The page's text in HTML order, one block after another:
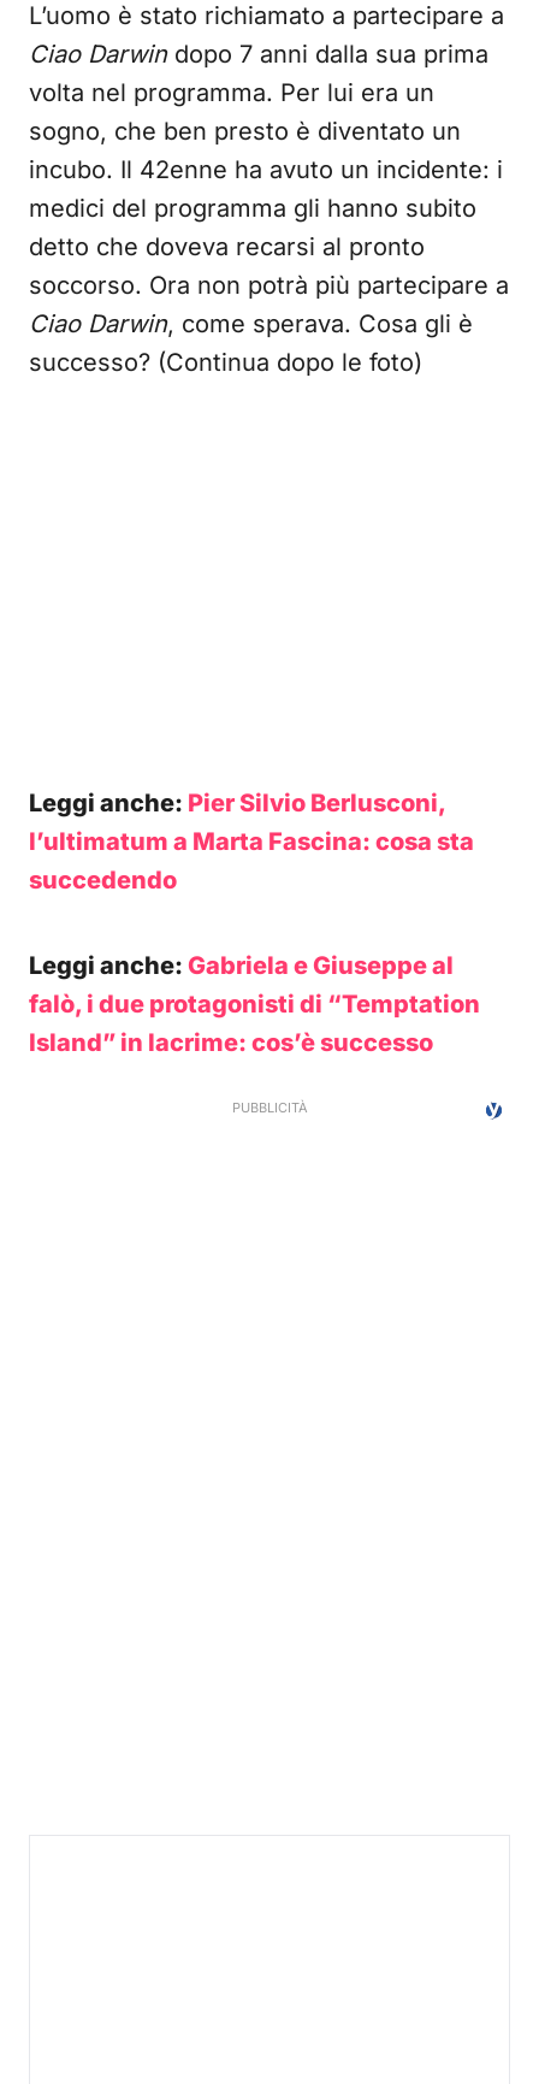
L’uomo è stato richiamato a partecipare a
Ciao Darwindopo 7 anni dalla sua prima
volta nel programma. Per lui era un
sogno, che ben presto è diventato un
incubo. Il 42enne ha avuto un incidente: i
medici del programma gli hanno subito
detto che doveva recarsi al pronto
soccorso. Ora non potrà più partecipare a
Ciao Darwin, come sperava. Cosa gli è
successo? (Continua dopo le foto)
Leggi anche: Pier Silvio Berlusconi,
l’ultimatum a Marta Fascina: cosa sta
succedendo
Leggi anche: Gabriela e Giuseppe al
falò, i due protagonisti di “Temptation
Island” in lacrime: cos’è successo